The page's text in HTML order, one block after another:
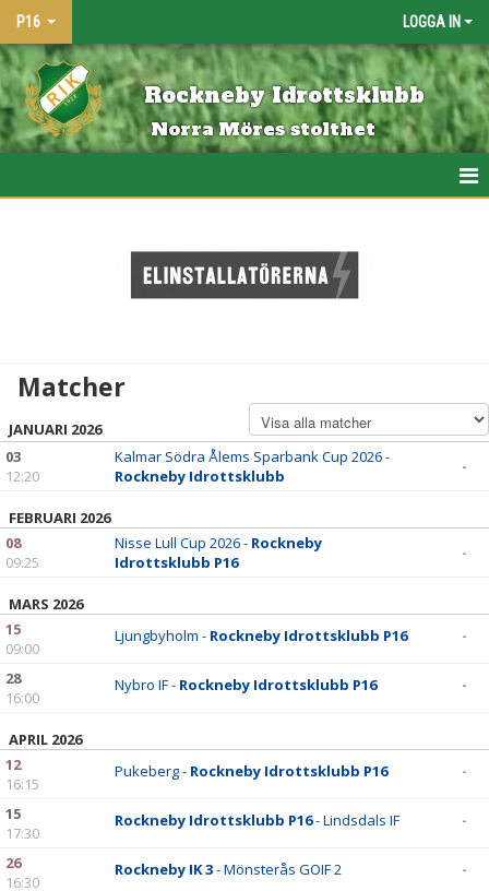
P16 LOGGA IN
Rockneby Idrottsklubb
Norra Möres stolthet
DOKUMENT
Matcher
JANUARI 2026
03
12:20
Kalmar Södra Ålems Sparbank Cup 2026 -
Rockneby Idrottsklubb
-
FEBRUARI 2026
08
09:25
Nisse Lull Cup 2026 - Rockneby
Idrottsklubb P16
-
MARS 2026
15
09:00
Ljungbyholm - Rockneby Idrottsklubb P16 -
28
16:00
Nybro IF - Rockneby Idrottsklubb P16 -
APRIL 2026
12
16:15
Pukeberg - Rockneby Idrottsklubb P16 -
15
17:30
Rockneby Idrottsklubb P16- Lindsdals IF -
26
16:30
Rockneby IK 3- Mönsterås GOIF 2 -